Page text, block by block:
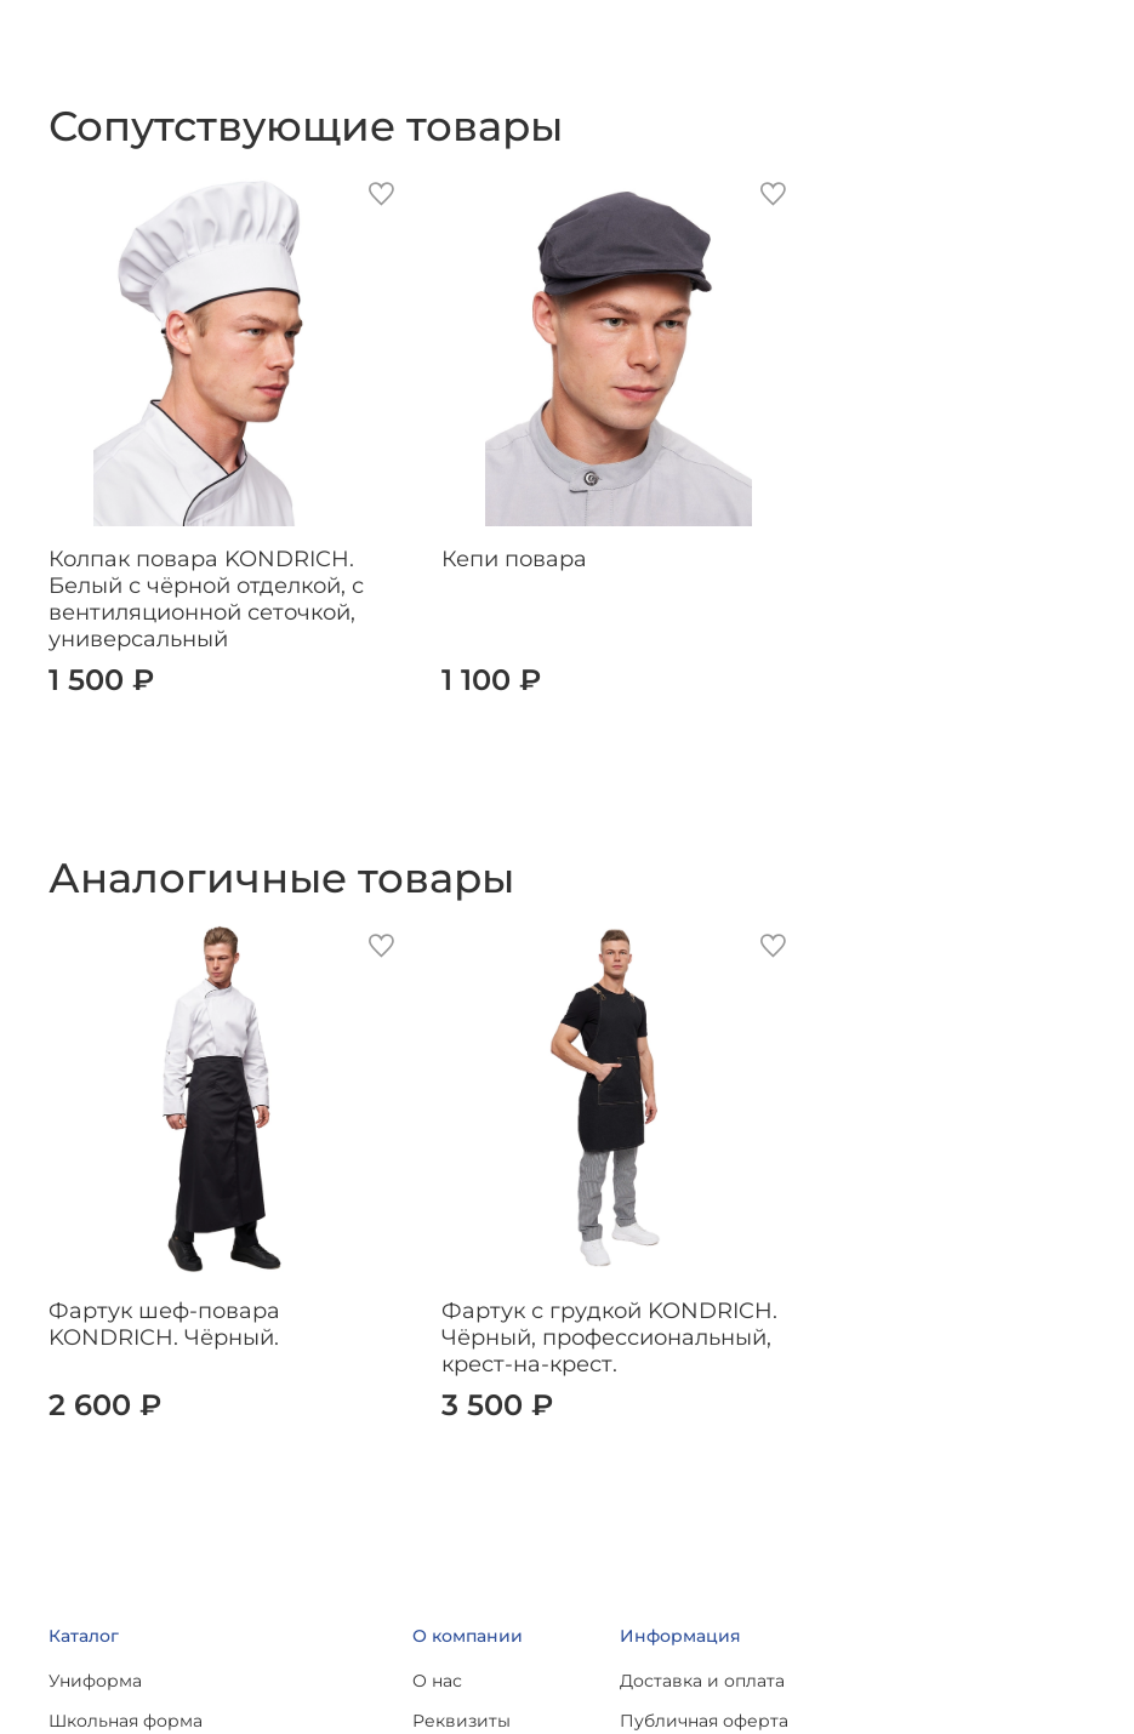
Сопутствующие товары
Колпак повара KONDRICH.
Белый с чёрной отделкой, с
вентиляционной сеточкой,
универсальный
1 500 ₽
Кепи повара
1 100 ₽
Аналогичные товары
Фартук шеф-повара
KONDRICH. Чёрный.
2 600 ₽
Фартук с грудкой KONDRICH.
Чёрный, профессиональный,
крест-на-крест.
3 500 ₽
Каталог
Униформа
Школьная форма
О компании
О нас
Реквизиты
Информация
Доставка и оплата
Публичная оферта